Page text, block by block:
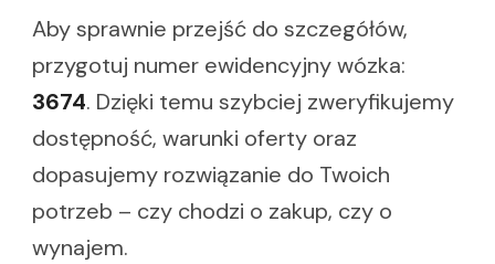
Aby sprawnie przejść do szczegółów,
przygotuj numer ewidencyjny wózka:
3674. Dzięki temu szybciej zweryfikujemy
dostępność, warunki oferty oraz
dopasujemy rozwiązanie do Twoich
potrzeb – czy chodzi o zakup, czy o
wynajem.